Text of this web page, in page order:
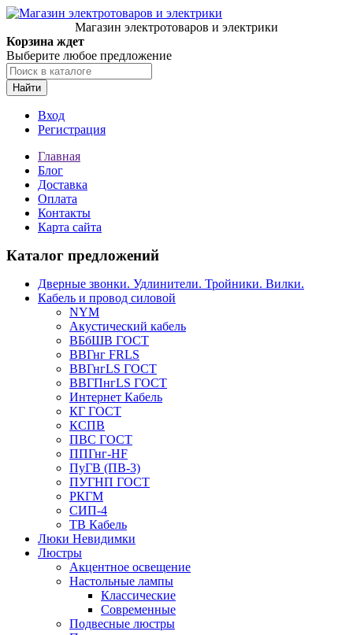
Магазин электротоваров и электрики
Корзина ждет
Выберите любое предложение
Найти
Вход
Регистрация
Главная
Блог
Доставка
Оплата
Контакты
Карта сайта
Каталог предложений
Дверные звонки. Удлинители. Тройники. Вилки.
Кабель и провод силовой
NYM
Акустический кабель
ВБбШВ ГОСТ
ВВГнг FRLS
ВВГнгLS ГОСТ
ВВГПнгLS ГОСТ
Интернет Кабель
КГ ГОСТ
КСПВ
ПВС ГОСТ
ППГнг-HF
ПуГВ (ПВ-3)
ПУГНП ГОСТ
РКГМ
СИП-4
ТВ Кабель
Люки Невидимки
Люстры
Акцентное освещение
Настольные лампы
Классические
Современные
Подвесные люстры